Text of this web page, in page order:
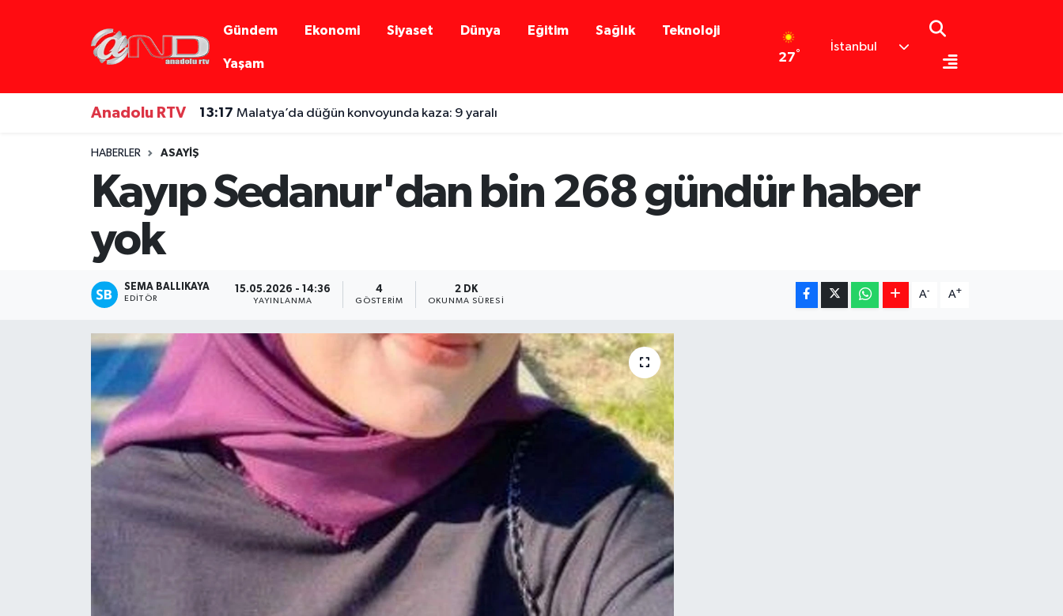
Gündem Ekonomi Siyaset Dünya Eğitim Sağlık Teknoloji
Yaşam 27°
İstanbul
Anadolu RTV 13:17 Malatya’da düğün konvoyunda kaza: 9 yaralı
HABERLER ASAYIŞ
Kayıp Sedanur'dan bin 268 gündür haber
yok
SEMA BALLIKAYA
EDITÖR
15.05.2026 - 14:36
YAYINLANMA
4
GÖSTERIM
2 DK
OKUNMA SÜRESI
A- A+
Gündem
Siyaset
Teknoloji
Yeme & İçme
Hava Durumu
Tüm Manşetler
Son Dakika Haberleri
Haber Arşivi